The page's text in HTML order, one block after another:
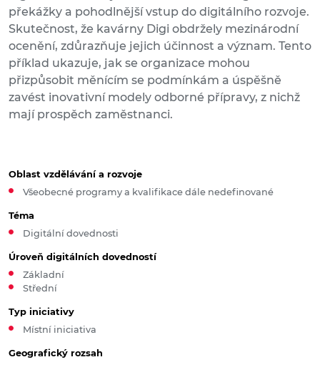
překážky a pohodlnější vstup do digitálního rozvoje.
Skutečnost, že kavárny Digi obdržely mezinárodní
ocenění, zdůrazňuje jejich účinnost a význam. Tento
příklad ukazuje, jak se organizace mohou
přizpůsobit měnícím se podmínkám a úspěšně
zavést inovativní modely odborné přípravy, z nichž
mají prospěch zaměstnanci.
Oblast vzdělávání a rozvoje
Všeobecné programy a kvalifikace dále nedefinované
Téma
Digitální dovednosti
Úroveň digitálních dovedností
Základní
Střední
Typ iniciativy
Místní iniciativa
Geografický rozsah